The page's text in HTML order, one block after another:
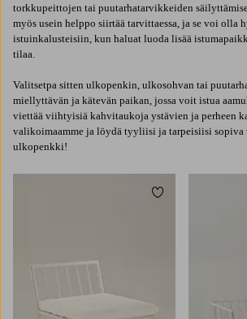
torkkupeittojen tai puutarhatarvikkeiden
myös usein helppo siirtää tarvittaessa, ja se voi olla
istuinkalusteisiin, kun haluat luoda lisää
tilaa.
Valitsetpa sitten ulkopenkin, ulkosohvan tai
miellyttävän ja kätevän paikan, jossa voit istua
viettää viihtyisiä kahvitaukoja ystävien ja perheen
valikoimaamme ja löydä tyyliisi ja tarpeisiisi sopiva
ulkopenkki!
Lisää suosikkeihin